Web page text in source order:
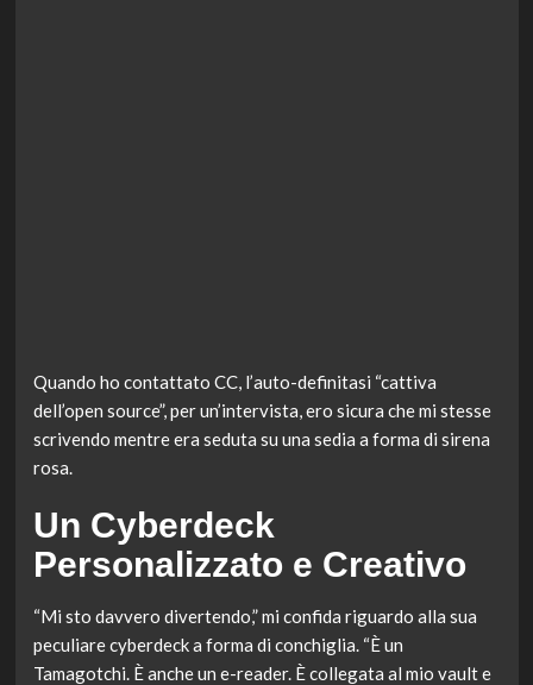
Quando ho contattato CC, l’auto-definitasi “cattiva
dell’open source”, per un’intervista, ero sicura che mi stesse
scrivendo mentre era seduta su una sedia a forma di sirena
rosa.
Un Cyberdeck
Personalizzato e Creativo
“Mi sto davvero divertendo,” mi confida riguardo alla sua
peculiare cyberdeck a forma di conchiglia. “È un
Tamagotchi. È anche un e-reader. È collegata al mio vault e